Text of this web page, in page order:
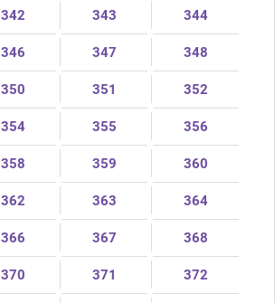
342 343 344
346 347 348
350 351 352
354 355 356
358 359 360
362 363 364
366 367 368
370 371 372